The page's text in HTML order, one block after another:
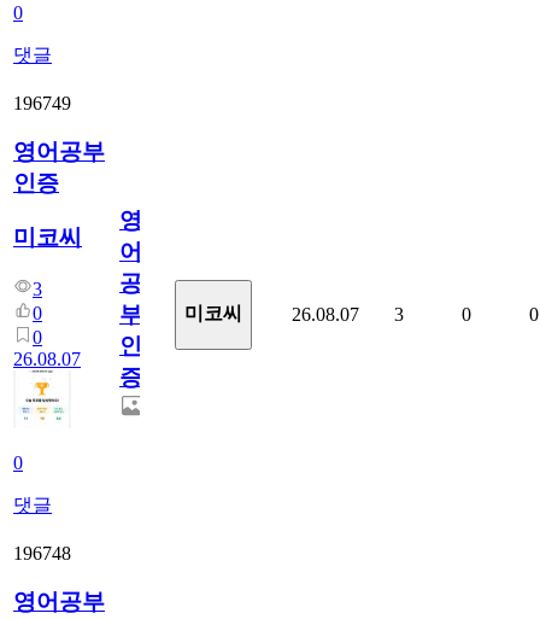
0
댓글
196749
영어공부
인증
미코씨
3
0
0
26.08.07
0
댓글
영
어
공
부
인
증
미코씨 26.08.07 3 0 0
196748
영어공부